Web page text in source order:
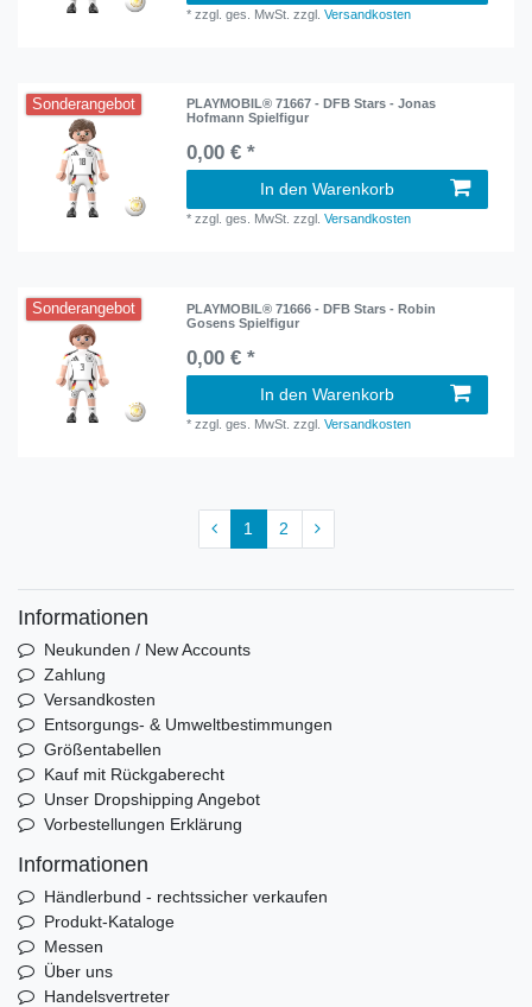
*zzgl. ges. MwSt. zzgl.Versandkosten
Sonderangebot
PLAYMOBIL® 71667 - DFB Stars - Jonas
Hofmann Spielfigur
0,00 € *
In den Warenkorb
*zzgl. ges. MwSt. zzgl.Versandkosten
Sonderangebot
PLAYMOBIL® 71666 - DFB Stars - Robin
Gosens Spielfigur
0,00 € *
In den Warenkorb
*zzgl. ges. MwSt. zzgl.Versandkosten
1 2
Informationen
Neukunden / New Accounts
Zahlung
Versandkosten
Entsorgungs- & Umweltbestimmungen
Größentabellen
Kauf mit Rückgaberecht
Unser Dropshipping Angebot
Vorbestellungen Erklärung
Informationen
Händlerbund - rechtssicher verkaufen
Produkt-Kataloge
Messen
Über uns
Handelsvertreter